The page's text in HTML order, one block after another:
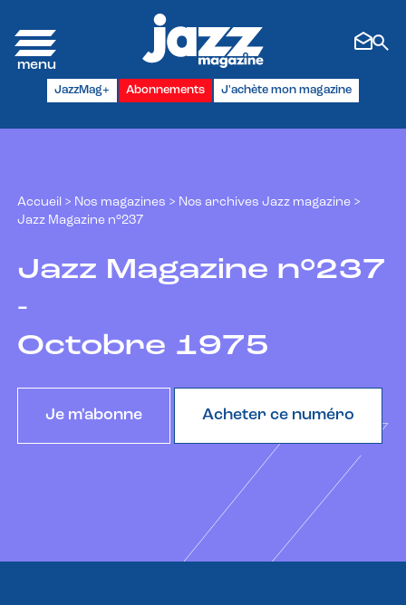
JazzMag+ Abonnements J'achète mon magazine
Accueil > Nos magazines > Nos archives Jazz magazine >
Jazz Magazine n°237
Jazz Magazine n°237
-
Octobre 1975
Je m'abonne Acheter ce numéro